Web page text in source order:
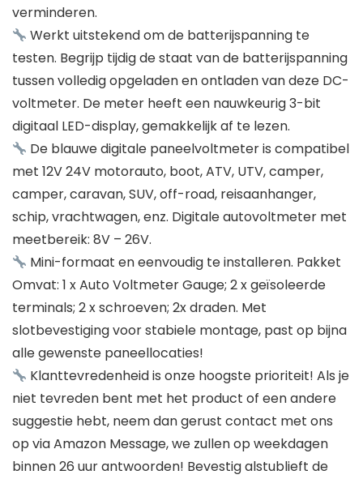
verminderen.
Werkt uitstekend om de batterijspanning te
testen. Begrijp tijdig de staat van de batterijspanning
tussen volledig opgeladen en ontladen van deze DC-
voltmeter. De meter heeft een nauwkeurig 3-bit
digitaal LED-display, gemakkelijk af te lezen.
De blauwe digitale paneelvoltmeter is compatibel
met 12V 24V motorauto, boot, ATV, UTV, camper,
camper, caravan, SUV, off-road, reisaanhanger,
schip, vrachtwagen, enz. Digitale autovoltmeter met
meetbereik: 8V – 26V.
Mini-formaat en eenvoudig te installeren. Pakket
Omvat: 1 x Auto Voltmeter Gauge; 2 x geïsoleerde
terminals; 2 x schroeven; 2x draden. Met
slotbevestiging voor stabiele montage, past op bijna
alle gewenste paneellocaties!
Klanttevredenheid is onze hoogste prioriteit! Als je
niet tevreden bent met het product of een andere
suggestie hebt, neem dan gerust contact met ons
op via Amazon Message, we zullen op weekdagen
binnen 26 uur antwoorden! Bevestig alstublieft de